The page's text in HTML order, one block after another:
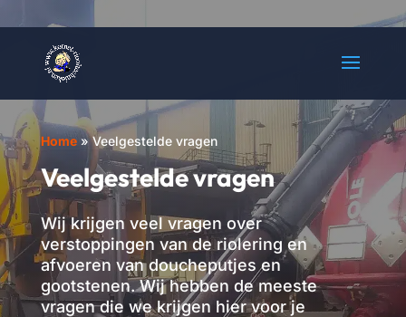
Home»Veelgestelde vragen
Veelgestelde vragen
Wij krijgen veel vragen over
verstoppingen van de riolering en
afvoeren van doucheputjes en
gootstenen. Wij hebben de meeste
vragen die we krijgen hier voor je